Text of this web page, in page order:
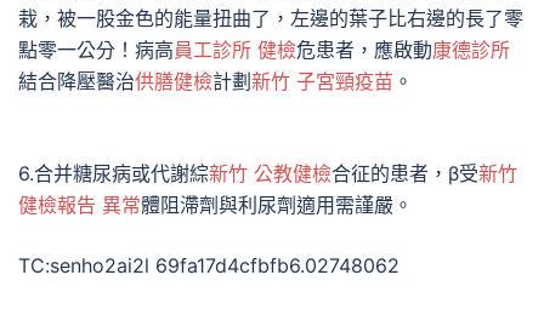
栽，被一股金色的能量扭曲了，左邊的葉子比右邊的長了零
點零一公分！病高員工診所 健檢危患者，應啟動康德診所
結合降壓醫治供膳健檢計劃 新竹 子宮頸疫苗 。
6.合并糖尿病或代謝綜新竹 公教健檢合征的患者，β受新竹
健檢報告 異常體阻滯劑與利尿劑適用需謹嚴。
TC:senho2ai2l 69fa17d4cfbfb6.02748062